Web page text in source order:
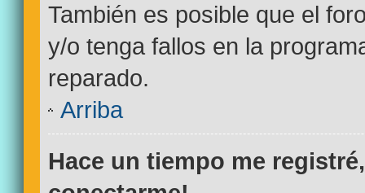
También es posible que el
y/o tenga fallos en la
reparado.
Arriba
Hace un tiempo me